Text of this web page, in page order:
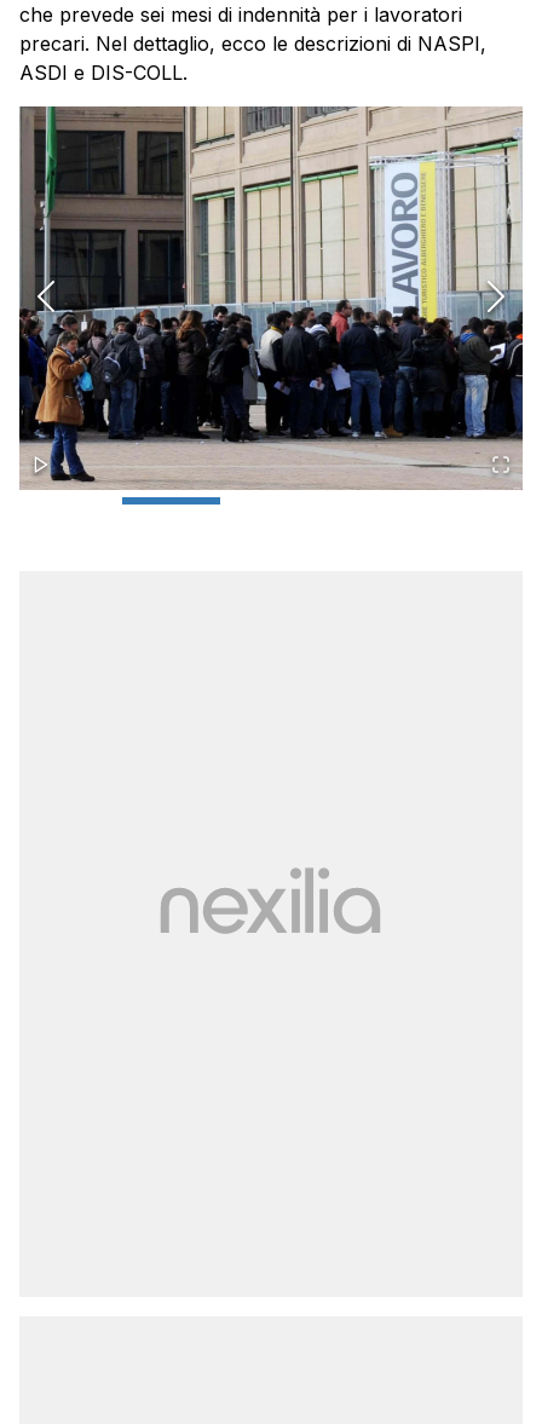
che prevede sei mesi di indennità per i lavoratori
precari. Nel dettaglio, ecco le descrizioni di NASPI,
ASDI e DIS-COLL.